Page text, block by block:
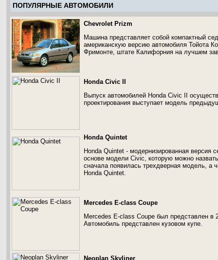
ПОПУЛЯРНЫЕ АВТОМОБИЛИ
Chevrolet Prizm
Машина представляет собой компактный
американскую версию автомобиля Тойота
Фримонте, штате Калифорния на лучшем
Honda Civic II
Выпуск автомобилей Honda Civic II
проектирования выступает модель
Honda Quintet
Honda Quintet - модернизированная версия
основе модели Civic, которую можно
сначала появилась трехдверная модель, а
Honda Quintet.
Mercedes E-class Coupe
Mercedes E-class Coupe был представлен в
Автомобиль представлен кузовом купе.
Neoplan Skyliner